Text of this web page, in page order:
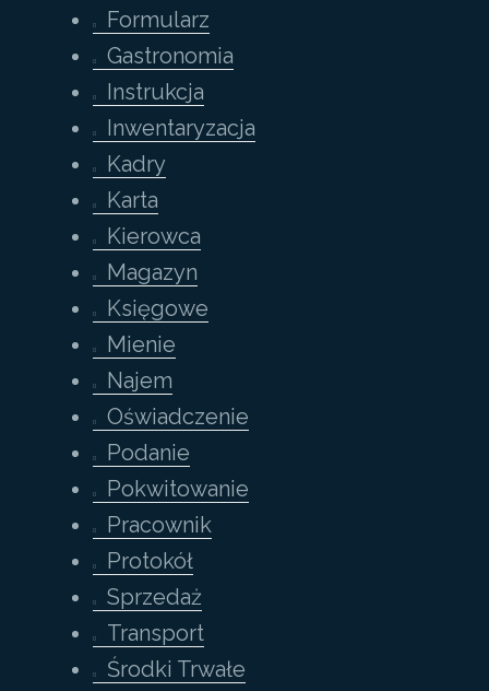
Formularz
Gastronomia
Instrukcja
Inwentaryzacja
Kadry
Karta
Kierowca
Magazyn
Księgowe
Mienie
Najem
Oświadczenie
Podanie
Pokwitowanie
Pracownik
Protokół
Sprzedaż
Transport
Środki Trwałe